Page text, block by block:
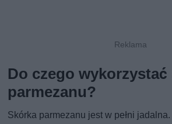
Do czego wykorzystać
parmezanu?
Skórka parmezanu jest w pełni